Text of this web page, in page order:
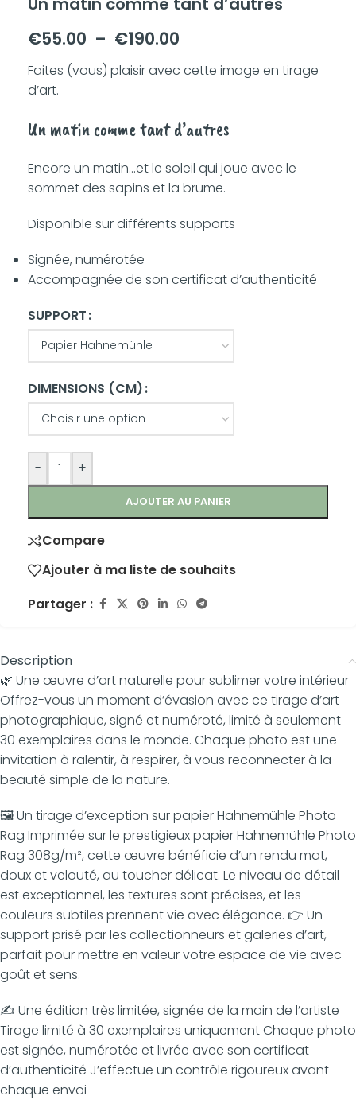
€55.00 – €190.00
Faites (vous) plaisir avec cette image en tirage
d’art.
Un matin comme tant d’autres
Encore un matin…et le soleil qui joue avec le
sommet des sapins et la brume.
Disponible sur différents supports
Signée, numérotée
Accompagnée de son certificat d’authenticité
SUPPORT
DIMENSIONS (CM)
- +
AJOUTER AU PANIER
Compare
Ajouter à ma liste de souhaits
Partager :
Description
🌿 Une œuvre d’art naturelle pour sublimer votre intérieur
Offrez-vous un moment d’évasion avec ce tirage d’art
photographique, signé et numéroté, limité à seulement
30 exemplaires dans le monde. Chaque photo est une
invitation à ralentir, à respirer, à vous reconnecter à la
beauté simple de la nature.
🖼️ Un tirage d’exception sur papier Hahnemühle Photo
Rag Imprimée sur le prestigieux papier Hahnemühle Photo
Rag 308g/m², cette œuvre bénéficie d’un rendu mat,
doux et velouté, au toucher délicat. Le niveau de détail
est exceptionnel, les textures sont précises, et les
couleurs subtiles prennent vie avec élégance. 👉 Un
support prisé par les collectionneurs et galeries d’art,
parfait pour mettre en valeur votre espace de vie avec
goût et sens.
✍️ Une édition très limitée, signée de la main de l’artiste
Tirage limité à 30 exemplaires uniquement Chaque photo
est signée, numérotée et livrée avec son certificat
d’authenticité J’effectue un contrôle rigoureux avant
chaque envoi